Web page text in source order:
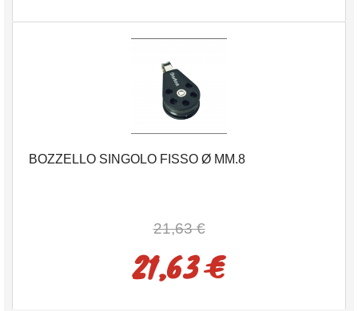
BOZZELLO SINGOLO FISSO Ø MM.8
21,63 €
21,63 €